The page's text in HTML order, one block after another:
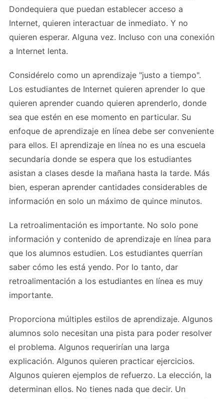
Dondequiera que puedan establecer acceso a
Internet, quieren interactuar de inmediato. Y no
quieren esperar. Alguna vez. Incluso con una conexión
a Internet lenta.
Considérelo como un aprendizaje "justo a tiempo".
Los estudiantes de Internet quieren aprender lo que
quieren aprender cuando quieren aprenderlo, donde
sea que estén en ese momento en particular. Su
enfoque de aprendizaje en línea debe ser conveniente
para ellos. El aprendizaje en línea no es una escuela
secundaria donde se espera que los estudiantes
asistan a clases desde la mañana hasta la tarde. Más
bien, esperan aprender cantidades considerables de
información en solo un máximo de quince minutos.
La retroalimentación es importante. No solo pone
información y contenido de aprendizaje en línea para
que los alumnos estudien. Los estudiantes querrían
saber cómo les está yendo. Por lo tanto, dar
retroalimentación a los estudiantes en línea es muy
importante.
Proporciona múltiples estilos de aprendizaje. Algunos
alumnos solo necesitan una pista para poder resolver
el problema. Algunos requerirían una larga
explicación. Algunos quieren practicar ejercicios.
Algunos quieren ejemplos de refuerzo. La elección, la
determinan ellos. No tienes nada que decir. Un